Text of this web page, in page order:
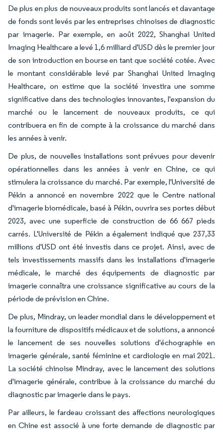
De plus en plus de nouveaux produits sont lancés et davantage
de fonds sont levés par les entreprises chinoises de diagnostic
par imagerie. Par exemple, en août 2022, Shanghai United
Imaging Healthcare a levé 1,6 milliard d'USD dès le premier jour
de son introduction en bourse en tant que société cotée. Avec
le montant considérable levé par Shanghai United Imaging
Healthcare, on estime que la société investira une somme
significative dans des technologies innovantes, l'expansion du
marché ou le lancement de nouveaux produits, ce qui
contribuera en fin de compte à la croissance du marché dans
les années à venir.
De plus, de nouvelles installations sont prévues pour devenir
opérationnelles dans les années à venir en Chine, ce qui
stimulera la croissance du marché. Par exemple, l'Université de
Pékin a annoncé en novembre 2022 que le Centre national
d'imagerie biomédicale, basé à Pékin, ouvrira ses portes début
2023, avec une superficie de construction de 66 667 pieds
carrés. L'Université de Pékin a également indiqué que 237,33
millions d'USD ont été investis dans ce projet. Ainsi, avec de
tels investissements massifs dans les installations d'imagerie
médicale, le marché des équipements de diagnostic par
imagerie connaîtra une croissance significative au cours de la
période de prévision en Chine.
De plus, Mindray, un leader mondial dans le développement et
la fourniture de dispositifs médicaux et de solutions, a annoncé
le lancement de ses nouvelles solutions d'échographie en
imagerie générale, santé féminine et cardiologie en mai 2021.
La société chinoise Mindray, avec le lancement des solutions
d'imagerie générale, contribue à la croissance du marché du
diagnostic par imagerie dans le pays.
Par ailleurs, le fardeau croissant des affections neurologiques
en Chine est associé à une forte demande de diagnostic par